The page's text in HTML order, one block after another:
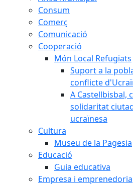
Consum
Comerç
Comunicació
Cooperació
Món Local Refugiats
Suport a la
conflicte
A Castellbisbal,
solidaritat
ucraïnesa
Cultura
Museu de la Pagesia
Educació
Guia educativa
Empresa i emprenedoria